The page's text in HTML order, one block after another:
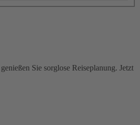
Sie sorglose Reiseplanung. Jetzt